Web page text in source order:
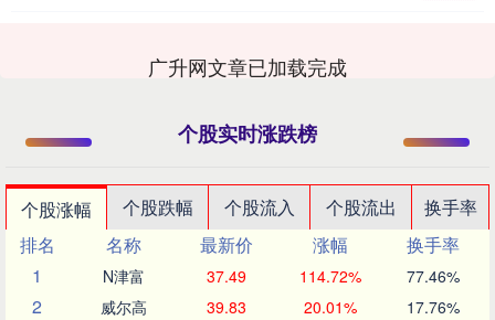
广升网文章已加载完成
个股实时涨跌榜
个股涨幅 个股跌幅 个股流入 个股流出
换手率
排名
名称 最新价 涨幅
换手率
1
N津富 37.49 114.72% 77.46%
2 威尔高 39.83 20.01% 17.76%